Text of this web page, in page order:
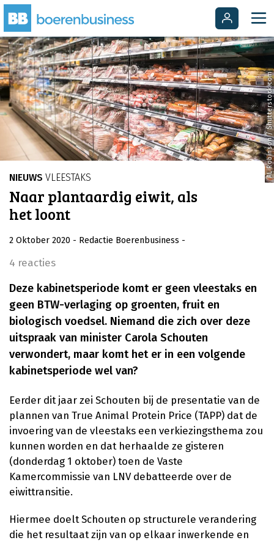
AL Robinson / Shutterstock.com
NIEUWS VLEESTAKS
Naar plantaardig eiwit, als
het loont
2 Oktober 2020 - Redactie Boerenbusiness -
4 reacties
Deze kabinetsperiode komt er geen vleestaks en
geen BTW-verlaging op groenten, fruit en
biologisch voedsel. Niemand die zich over deze
uitspraak van minister Carola Schouten
verwondert, maar komt het er in een volgende
kabinetsperiode wel van?
Eerder dit jaar zei Schouten bij de presentatie van de
plannen van True Animal Protein Price (TAPP) dat de
invoering van de vleestaks een verkiezingsthema zou
kunnen worden en dat herhaalde ze gisteren
(donderdag 1 oktober) toen de Vaste
Kamercommissie van LNV debatteerde over de
eiwittransitie.
Hiermee doelt Schouten op structurele verandering
die het resultaat zijn van op elkaar inwerkende en